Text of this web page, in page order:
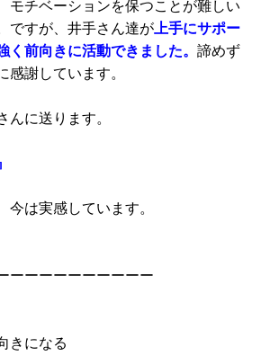
モチベーションを保つことが難しい
ですが、 井手さん達が上手にサポー
く前向きに活動できました。 諦めず
感謝しています。
んに送ります。
今は実感しています。
ーーーーーーーーーー
きになる